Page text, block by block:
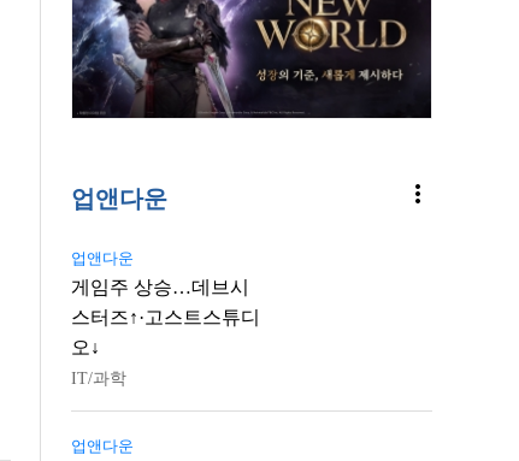
업앤다운 more_vert
업앤다운
게임주 상승…데브시
스터즈↑·고스트스튜디
오↓
IT/과학
업앤다운